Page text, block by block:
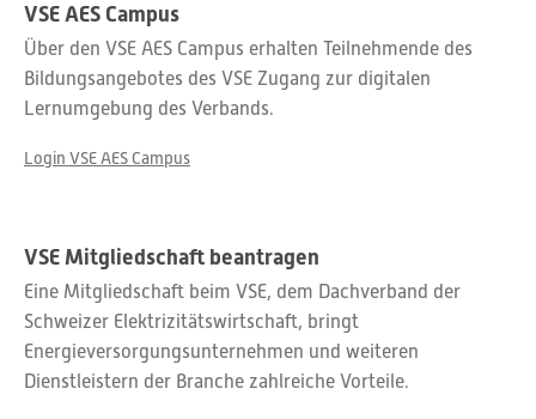
VSE AES Campus
Über den VSE AES Campus erhalten Teilnehmende des
Bildungsangebotes des VSE Zugang zur digitalen
Lernumgebung des Verbands.
Login VSE AES Campus
VSE Mitgliedschaft beantragen
Eine Mitgliedschaft beim VSE, dem Dachverband der
Schweizer Elektrizitätswirtschaft, bringt
Energieversorgungsunternehmen und weiteren
Dienstleistern der Branche zahlreiche Vorteile.